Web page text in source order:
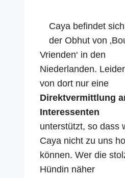
Caya befindet
der Obhut von
Vrienden‘ in den
Niederlanden.
von dort nur eine
Direktvermittlung
Interessenten
unterstützt, so dass
Caya nicht zu uns
können. Wer die
Hündin näher